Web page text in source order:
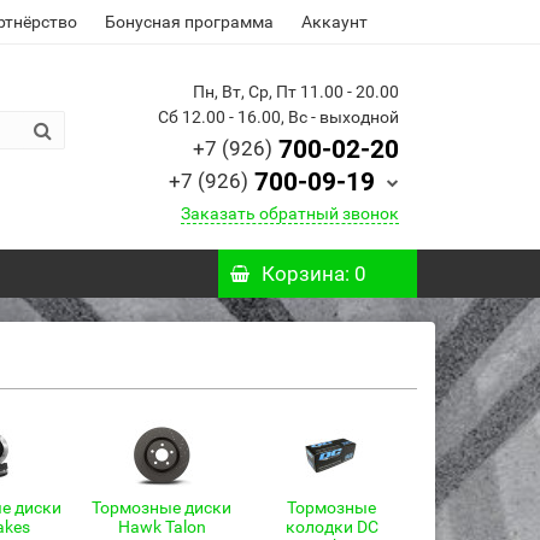
Бонусная программа Аккаунт
Пн, Вт, Ср, Пт 11.00 - 20.00
Сб 12.00 - 16.00, Вс - выходной
+7 (926) 700-02-20
+7 (926) 700-09-19
Заказать обратный звонок
Корзина: 0
диски
Тормозные диски
Hawk Talon
Тормозные
колодки DC